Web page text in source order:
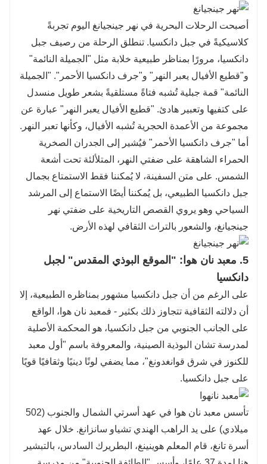
أصبحت الرحلات البحرية في نهر جينجيانغ اليوم تجربةً
كلاسيكيةً في جبل دانكسيا. تنطلق الرحلة من رصيف جبل
دانكسيا، مرورًا بمناظر طبيعية خلابة مثل "الجميلة النائمة"
و"قطيع الأفيال يعبر النهر" و"جرف دانكسيا الأحمر". "الجميلة
النائمة" قمة جبلية تُشبه فتاةً مستلقيةً بشعر طويل منسدل
على كتفيها وتعبير هادئ. "قطيع الأفيال يعبر النهر" عبارة عن
مجموعة من الأعمدة الحجرية تُشبه الأفيال، وكأنها تعبر النهر.
أما "جرف دانكسيا الأحمر" فيُشير إلى الجدران الصخرية
الحمراء الشاهقة على ضفتي النهر، المتلألئة تحت أشعة
الشمس. على متن السفينة، لا يُمكننا فقط الاستمتاع بجمال
جبل دانكسيا الطبيعي، بل يُمكننا أيضًا الاستماع إلى المرشد
السياحي وهو يروي القصص التاريخية على ضفتي نهر
جينجيانغ، والشعور بالتراث الثقافي لهذه الأرض.
5. معبد نان هوا: "الموقع البوذي المقدس" لجبل
دانكسيا
على الرغم من أن جبل دانكسيا مشهور بمناظره الطبيعية، إلا
أن دلالته الثقافية تتجاوز ذلك بكثير - فمعبد نان هوا، الواقع
على الجانب الجنوبي من جبل دانكسيا، هو المحكمة الأصلية
لمدرسة تشان البوذية الصينية، والمعروفة باسم "أول معبد
للكنوز في شرق قوانغدونغ"، مما يضفي لونًا دينيًا وثقافيًا قويًا
على جبل دانكسيا.
تأسس معبد نان هوا في عهد أسرتي الشمال والجنوب (502
ميلادي) على يد الراهب الهندي تشياو سانزانغ. خلال عهد
أسرة تانغ، قام المعلم هوينينغ، البطريرك السادس، بالتبشير